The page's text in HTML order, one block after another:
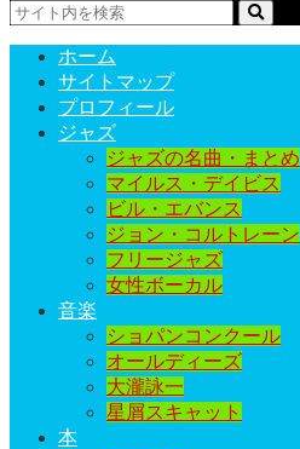
ホーム
サイトマップ
プロフィール
ジャズ
ジャズの名曲・まとめ
マイルス・デイビス
ビル・エバンス
ジョン・コルトレーン
フリージャズ
女性ボーカル
音楽
ショパンコンクール
オールディーズ
大瀧詠一
星屑スキャット
本